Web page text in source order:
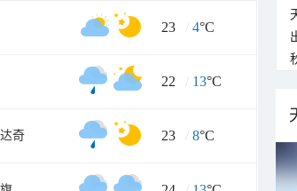
23 / 4°C
22 / 13°C
奇 23 / 8°C